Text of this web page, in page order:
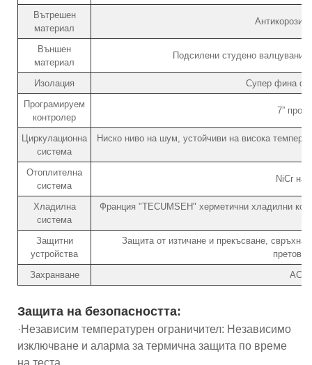
Вътрешен
материал
Външен
материал
Подсилени студено валцувани
Изолация
Супер фина
Програмируем
контролер
7”
Циркулационна
система
Ниско ниво на шум, устойчиви на висока
Отоплителна
система
NiCr
Хладилна
система
Франция "TECUMSEH" херметични хладилни
Защитни
устройства
Защита от изтичане и прекъсване,
Захранване
Защита на безопасността:
·Независим температурен ограничител: Независимо
изключване и аларма за термична защита по време
на теста.